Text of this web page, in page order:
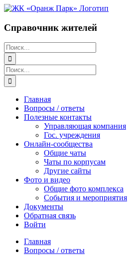
Перейти
содержимому
Справочник жителей
Поиск:
Поиск:
Главная
Вопросы / ответы
Полезные контакты
Управляющая компания
Гос. учреждения
Онлайн-сообщества
Общие чаты
Чаты по корпусам
Другие сайты
Фото и видео
Общие фото комплекса
События и мероприятия
Документы
Обратная связь
Войти
Главная
Вопросы / ответы